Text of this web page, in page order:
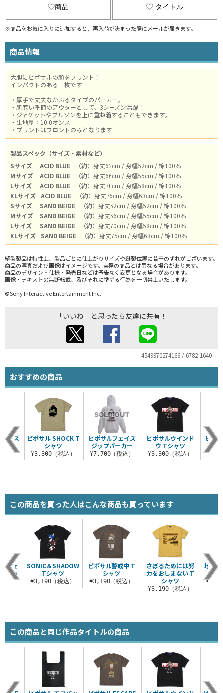
商品 タイトル
※商品をお気に入りに追加すると、再入荷が決まった際にメールが届きます。
商品情報
大胆にピポサルの顔をプリント！
インパクトのある一枚です
・厚手で丈夫なかぶるタイプのパーカー。
・肌寒い季節のアウターとして、3シーズン活躍！
・ジャケットやブルゾンを上に重ね着することもできます。
・生地厚：10.0オンス
・プリントはフロントのみとなります
製品スペック（サイズ・素材など）
Sサイズ
ACID BLUE
（約）身丈62cm / 身幅52cm / 綿100％
Mサイズ
ACID BLUE
（約）身丈66cm / 身幅55cm / 綿100％
Lサイズ
ACID BLUE
（約）身丈70cm / 身幅58cm / 綿100％
XLサイズ ACID BLUE
（約）身丈75cm / 身幅63cm / 綿100％
Sサイズ
SAND BEIGE
（約）身丈62cm / 身幅52cm / 綿100％
Mサイズ
SAND BEIGE
（約）身丈66cm / 身幅55cm / 綿100％
Lサイズ
SAND BEIGE
（約）身丈70cm / 身幅58cm / 綿100％
XLサイズ
SAND BEIGE （約）身丈75cm / 身幅63cm / 綿100％
縫製製品は特性上、製品ごとに仕上がりサイズや縫製位置に若干のずれがございます。
商品の写真および画像はイメージです。実際の商品とは異なる場合があります。
商品のデザイン・仕様・発売日などは予告なく変更となる場合があります。
画像・テキストの無断転載、及びそれに準ずる行為を一切禁止いたします。
©Sony Interactive Entertainment Inc.
「いいね」と思ったら友達に共有！
4549970274166 / 6782-1640
おすすめの商品
ピポサルフェイス
ジップパーカー
¥7,700（税込）
ピポサルウインド
ウ Tシャツ
¥3,300（税込）
ピポ
中 ス
込）
ピポサル SHOCK T
シャツ
¥3,300（税込）
この商品を買った人はこんな商品も買っています
ピポサル警戒中 T
シャツ
¥3,190（税込）
さぼるためには努
力をおしまない T
シャツ
¥3,190（税込）
地球
ク
ウェ
ネッ
SONIC＆SHADOW
Tシャツ
¥3,190（税込）
この商品と同じ作品タイトルの商品